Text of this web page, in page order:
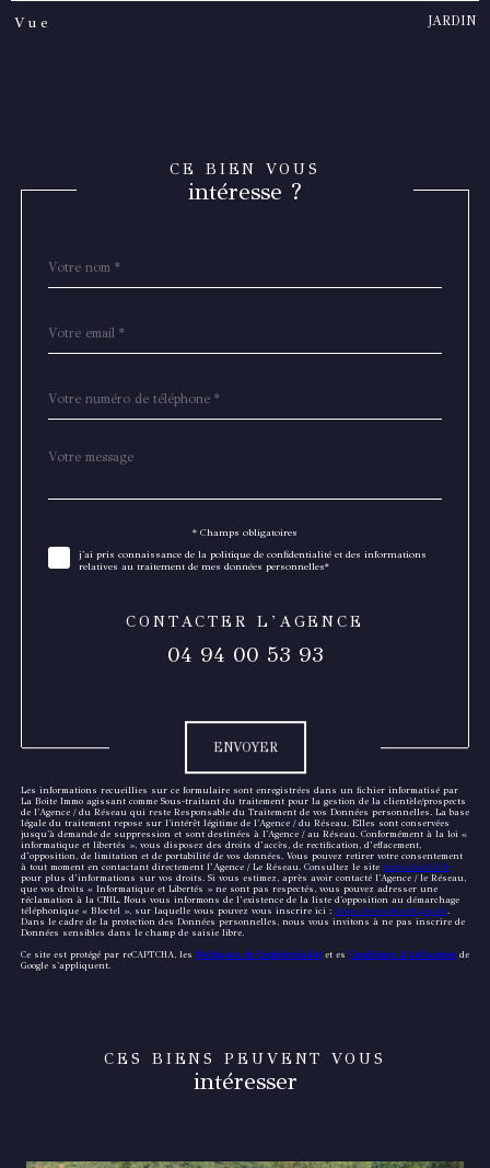
Vue JARDIN
CE BIEN VOUS
intéresse ?
par
*
*
*
Fieldset
Message
*
* Champs obligatoires
j'ai pris connaissance de la politique de confidentialité et des informations
relatives au traitement de mes données personnelles*
CONTACTER L'AGENCE
04 94 00 53 93
ENVOYER
Les informations recueillies sur ce formulaire sont enregistrées dans un fichier informatisé par
La Boite Immo agissant comme Sous-traitant du traitement pour la gestion de la clientèle/prospects
de l'Agence / du Réseau qui reste Responsable du Traitement de vos Données personnelles. La base
légale du traitement repose sur l'intérêt légitime de l'Agence / du Réseau. Elles sont conservées
jusqu'à demande de suppression et sont destinées à l'Agence / au Réseau. Conformément à la loi «
informatique et libertés », vous disposez des droits d’accès, de rectification, d’effacement,
d’opposition, de limitation et de portabilité de vos données. Vous pouvez retirer votre consentement
à tout moment en contactant directement l’Agence / Le Réseau. Consultez le site https://cnil.fr/fr
pour plus d’informations sur vos droits. Si vous estimez, après avoir contacté l'Agence / le Réseau,
que vos droits « Informatique et Libertés » ne sont pas respectés, vous pouvez adresser une
réclamation à la CNIL. Nous vous informons de l’existence de la liste d'opposition au démarchage
téléphonique « Bloctel », sur laquelle vous pouvez vous inscrire ici : https://www.bloctel.gouv.fr.
Dans le cadre de la protection des Données personnelles, nous vous invitons à ne pas inscrire de
Données sensibles dans le champ de saisie libre.
Ce site est protégé par reCAPTCHA, les Politiques de Confidentialitéet es Conditions d'utilisation de
Google s'appliquent.
CES BIENS PEUVENT VOUS
intéresser